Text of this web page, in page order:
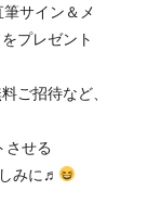
サイン＆メ
プレゼント
ご招待など、
させる
みに♬